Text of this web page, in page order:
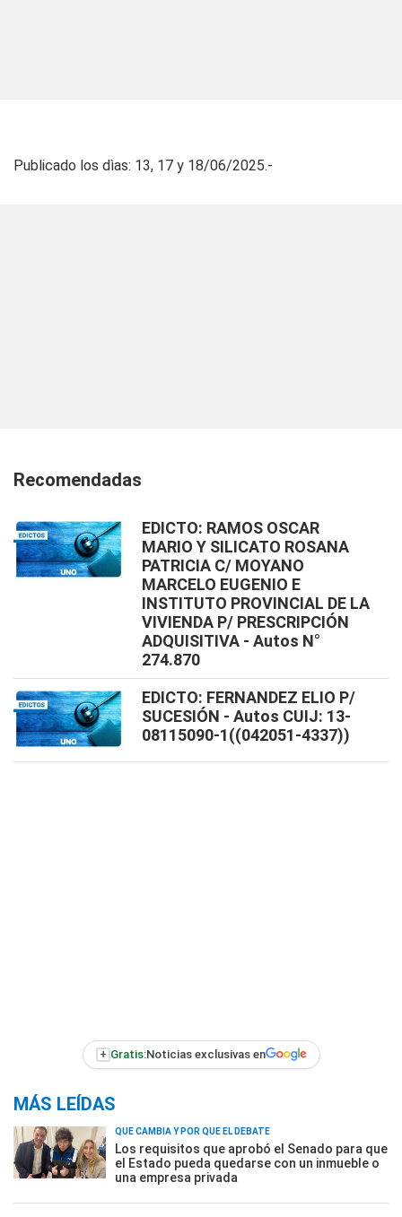
Publicado los dìas: 13, 17 y 18/06/2025.-
Recomendadas
EDICTO: RAMOS OSCAR
MARIO Y SILICATO ROSANA
PATRICIA C/ MOYANO
MARCELO EUGENIO E
INSTITUTO PROVINCIAL DE LA
VIVIENDA P/ PRESCRIPCIÓN
ADQUISITIVA - Autos N°
274.870
EDICTO: FERNANDEZ ELIO P/
SUCESIÓN - Autos CUIJ: 13-
08115090-1((042051-4337))
+ Gratis:Noticias exclusivas en
MÁS LEÍDAS
QUÉ CAMBIA Y POR QUÉ EL DEBATE
Los requisitos que aprobó el Senado para que
el Estado pueda quedarse con un inmueble o
una empresa privada